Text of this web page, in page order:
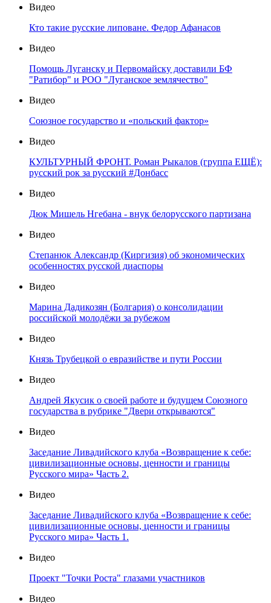
Видео
Кто такие русские липоване. Федор Афанасов
Видео
Помощь Луганску и Первомайску доставили БФ
"Ратибор" и РОО "Луганское землячество"
Видео
Союзное государство и «польский фактор»
Видео
КУЛЬТУРНЫЙ ФРОНТ. Роман Рыкалов (группа ЕЩЁ):
русский рок за русский #Донбасс
Видео
Дюк Мишель Нгебана - внук белорусского партизана
Видео
Степанюк Александр (Киргизия) об экономических
особенностях русской диаспоры
Видео
Марина Дадикозян (Болгария) о консолидации
российской молодёжи за рубежом
Видео
Князь Трубецкой о евразийстве и пути России
Видео
Андрей Якусик о своей работе и будущем Союзного
государства в рубрике "Двери открываются"
Видео
Заседание Ливадийского клуба «Возвращение к себе:
цивилизационные основы, ценности и границы
Русского мира» Часть 2.
Видео
Заседание Ливадийского клуба «Возвращение к себе:
цивилизационные основы, ценности и границы
Русского мира» Часть 1.
Видео
Проект "Точки Роста" глазами участников
Видео